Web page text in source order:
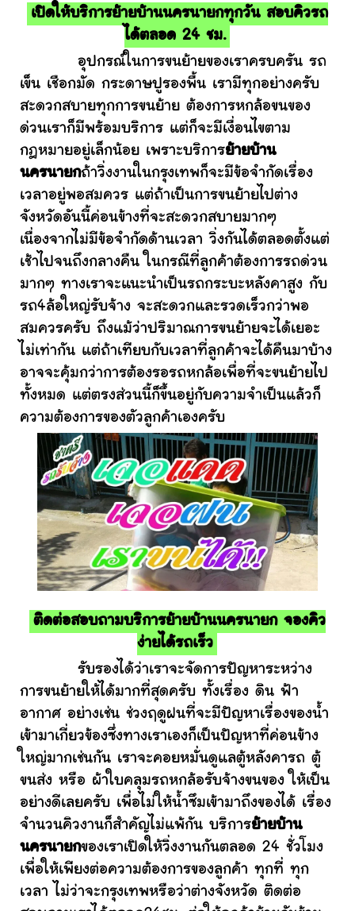
เปิดให้บริการย้ายบ้านนครนายกทุกวัน สอบคิวรถ
ได้ตลอด 24 ชม.
อุปกรณ์ในการขนย้ายของเราครบครัน รถ
เข็น เชือกมัด กระดาษปูรองพื้น เรามีทุกอย่างครับ
สะดวกสบายทุกการขนย้าย ต้องการหกล้อขนของ
ด่วนเราก็มีพร้อมบริการ แต่ก็จะมีเงื่อนไขตาม
กฎหมายอยู่เล็กน้อย เพราะบริการย้ายบ้าน
นครนายกถ้าวิ่งงานในกรุงเทพก็จะมีข้อจำกัดเรื่อง
เวลาอยู่พอสมควร แต่ถ้าเป็นการขนย้ายไปต่าง
จังหวัดอันนี้ค่อนข้างที่จะสะดวกสบายมากๆ
เนื่องจากไม่มีข้อจำกัดด้านเวลา วิ่งกันได้ตลอดตั้งแต่
เช้าไปจนถึงกลางคืน ในกรณีที่ลูกค้าต้องการรถด่วน
มากๆ ทางเราจะแนะนำเป็นรถกระบะหลังคาสูง กับ
รถ4ล้อใหญ่รับจ้าง จะสะดวกและรวดเร็วกว่าพอ
สมควรครับ ถึงแม้ว่าปริมาณการขนย้ายจะได้เยอะ
ไม่เท่ากัน แต่ถ้าเทียบกับเวลาที่ลูกค้าจะได้คืนมาบ้าง
อาจจะคุ้มกว่าการต้องรอรถหกล้อเพื่อที่จะขนย้ายไป
ทั้งหมด แต่ตรงส่วนนี้ก็ขึ้นอยู่กับความจำเป็นแล้วก็
ความต้องการของตัวลูกค้าเองครับ
ติดต่อสอบถามบริการย้ายบ้านนครนายก จองคิว
ง่ายได้รถเร็ว
รับรองได้ว่าเราจะจัดการปัญหาระหว่าง
การขนย้ายให้ได้มากที่สุดครับ ทั้งเรื่อง ดิน ฟ้า
อากาศ อย่างเช่น ช่วงฤดูฝนที่จะมีปัญหาเรื่องของน้ำ
เข้ามาเกี่ยวข้องซึ่งทางเราเองก็เป็นปัญหาที่ค่อนข้าง
ใหญ่มากเช่นกัน เราจะคอยหมั่นดูแลตู้หลังคารถ ตู้
ขนส่ง หรือ ผ้าใบคลุมรถหกล้อรับจ้างขนของ ให้เป็น
อย่างดีเลยครับ เพื่อไม่ให้น้ำซึมเข้ามาถึงของได้ เรื่อง
จำนวนคิวงานก็สำคัญไม่แพ้กัน บริการย้ายบ้าน
นครนายกของเราเปิดให้วิ่งงานกันตลอด 24 ชั่วโมง
เพื่อให้เพียงต่อความต้องการของลูกค้า ทุกที่ ทุก
เวลา ไม่ว่าจะกรุงเทพหรือว่าต่างจังหวัด ติดต่อ